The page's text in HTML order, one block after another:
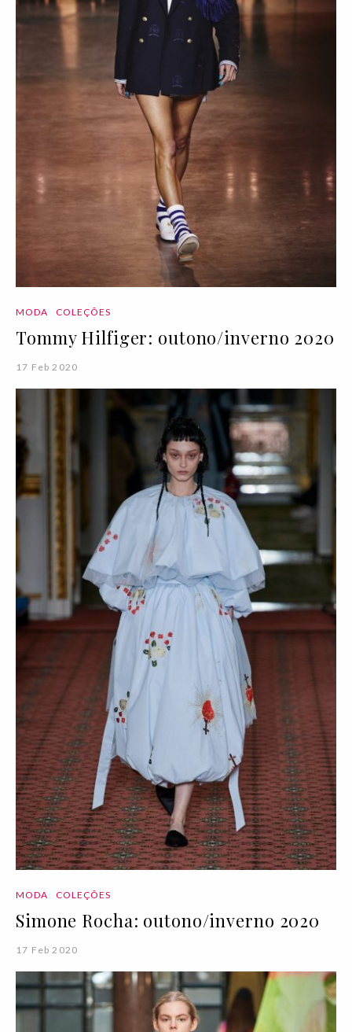
MODA COLEÇÕES
Tommy Hilfiger: outono/inverno 2020
17 Feb 2020
MODA COLEÇÕES
Simone Rocha: outono/inverno 2020
17 Feb 2020